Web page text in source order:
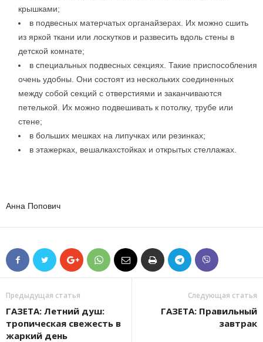
крышками;
в подвесных матерчатых органайзерах. Их можно сшить
из яркой ткани или лоскутков и развесить вдоль стены в
детской комнате;
в специальных подвесных секциях. Такие приспособления
очень удобны. Они состоят из нескольких соединенных
между собой секций с отверстиями и заканчиваются
петелькой. Их можно подвешивать к потолку, трубе или
стене;
в больших мешках на липучках или резинках;
в этажерках, вешалках­стойках и открытых стеллажах.
Анна Попович
Предыдущая статья
ГАЗЕТА: Летний душ:
тропическая свежесть в
жаркий день
Следующая статья
ГАЗЕТА: Правильный
завтрак